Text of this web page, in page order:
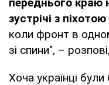
зустрічі з
коли фронт в
зі спини", –
Хоча українці